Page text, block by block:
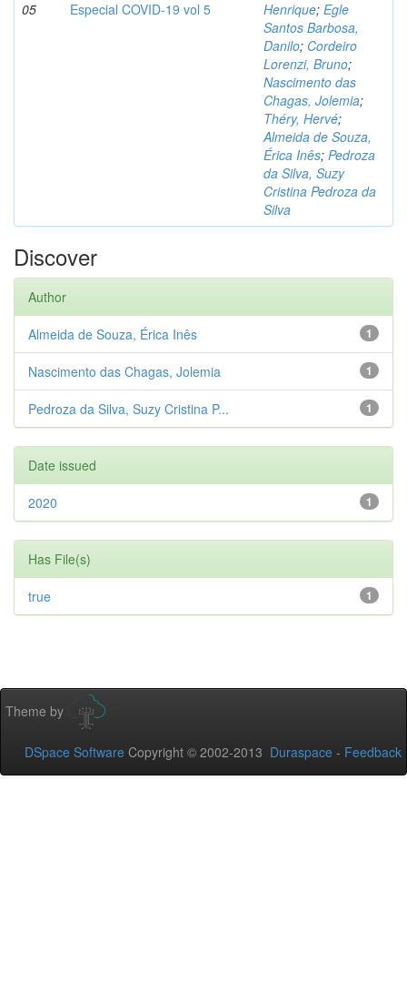
05 Especial COVID-19 vol 5 Henrique; Egle
Santos Barbosa,
Danilo; Cordeiro
Lorenzi, Bruno;
Nascimento das
Chagas, Jolemia;
Théry, Hervé;
Almeida de Souza,
Érica Inês; Pedroza
da Silva, Suzy
Cristina Pedroza da
Silva
Discover
Author
1
Almeida de Souza, Érica Inês
1
Nascimento das Chagas, Jolemia
1
Pedroza da Silva, Suzy Cristina P...
Date issued
1
2020
Has File(s)
1
true
Theme by
DSpace Software Copyright © 2002-2013 Duraspace - Feedback